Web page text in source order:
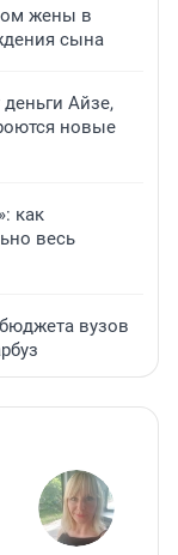
жены в
сына
Айзе,
новые
как
весь
вузов